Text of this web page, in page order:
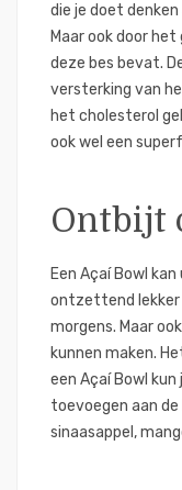
die je doet
Maar ook door
deze bes bevat.
versterking van
het cholesterol
ook wel een
Ontbijt
Een Açaí Bowl
ontzettend lekker
morgens. Maar
kunnen maken.
een Açaí Bowl
toevoegen aan
sinaasappel,